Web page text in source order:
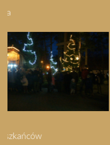
Festyn Parafialny